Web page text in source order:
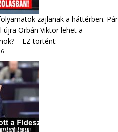
zajlanak a háttérben. Pár
újra Orbán Viktor lehet a
– EZ történt: